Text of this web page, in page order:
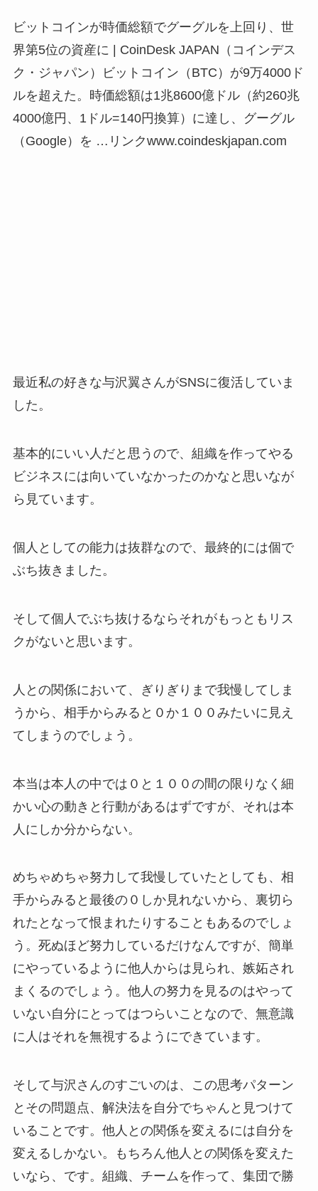
ビットコインが時価総額でグーグルを上回り、世
界第5位の資産に | CoinDesk JAPAN （コインデス
ク・ジャパン）ビットコイン（ BTC ）が9万4000ド
ルを超えた。時価総額は1兆8600億ドル（約260兆
4000億円、 1ドル=140円換算）に達し、グーグル
（ Google）を … リンクwww.coindeskjapan.com
最近私の好きな与沢翼さんがSNSに復活していま
した。
基本的にいい人だと思うので、組織を作ってやる
ビジネスには向いていなかったのかなと思いなが
ら見ています。
個人としての能力は抜群なので、最終的には個で
ぶち抜きました。
そして個人でぶち抜けるならそれがもっともリス
クがないと思います。
人との関係において、ぎりぎりまで我慢してしま
うから、相手からみると０か１００みたいに見え
てしまうのでしょう。
本当は本人の中では０と１００の間の限りなく細
かい心の動きと行動があるはずですが、それは本
人にしか分からない。
めちゃめちゃ努力して我慢していたとしても、相
手からみると最後の０しか見れないから、裏切ら
れたとなって恨まれたりすることもあるのでしょ
う。死ぬほど努力しているだけなんですが、簡単
にやっているように他人からは見られ、嫉妬され
まくるのでしょう。他人の努力を見るのはやって
いない自分にとってはつらいことなので、無意識
に人はそれを無視するようにできています。
そして与沢さんのすごいのは、この思考パターン
とその問題点、解決法を自分でちゃんと見つけて
いることです。他人との関係を変えるには自分を
変えるしかない。もちろん他人との関係を変えた
いなら、です。組織、チームを作って、集団で勝